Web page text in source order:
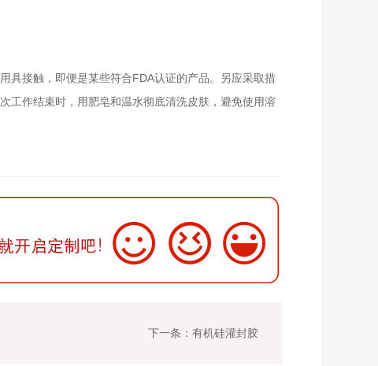
具接触，即便是某些符合FDA认证的产品。另应采取措
工作结束时，用肥皂和温水彻底清洗皮肤，避免使用溶
下一条：有机硅灌封胶